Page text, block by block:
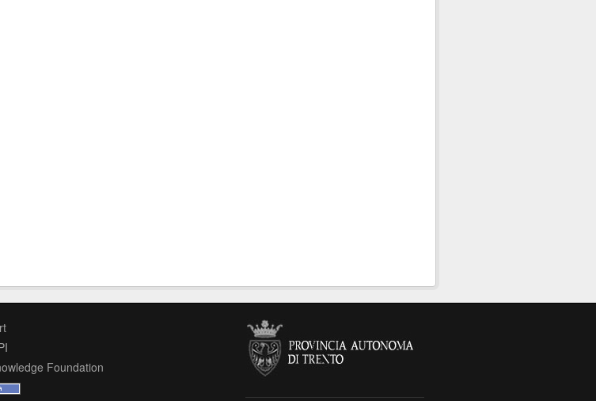
Foundation